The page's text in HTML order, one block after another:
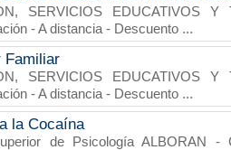
SERVICIOS EDUCATIVOS Y
- A distancia - Descuento ...
Familiar
SERVICIOS EDUCATIVOS Y
- A distancia - Descuento ...
la Cocaína
de Psicología ALBORAN -